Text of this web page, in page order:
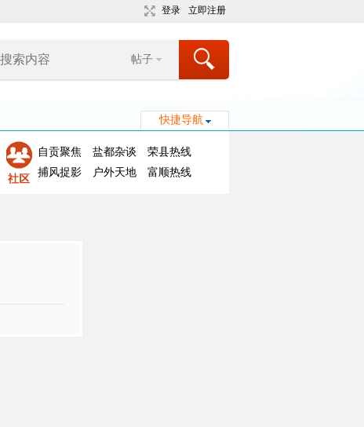
登录 立即注册
帖子
快捷导航
自贡聚焦 盐都杂谈
荣县热线
捕风捉影
户外天地 富顺热线